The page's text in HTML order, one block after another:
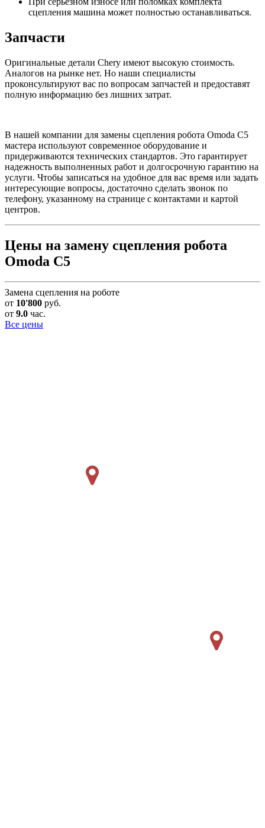
сцепления машина может полностью останавливаться.
Запчасти
Оригинальные детали Chery имеют высокую стоимость.
Аналогов на рынке нет. Но наши специалисты
проконсультируют вас по вопросам запчастей и предоставят
полную информацию без лишних затрат.
В нашей компании для замены сцепления робота Omoda C5
мастера используют современное оборудование и
придерживаются технических стандартов. Это гарантирует
надежность выполненных работ и долгосрочную гарантию на
услуги. Чтобы записаться на удобное для вас время или задать
интересующие вопросы, достаточно сделать звонок по
телефону, указанному на странице с контактами и картой
центров.
Цены на замену сцепления робота
Omoda C5
Замена сцепления на роботе
от 10'800 руб.
от 9.0 час.
Все цены